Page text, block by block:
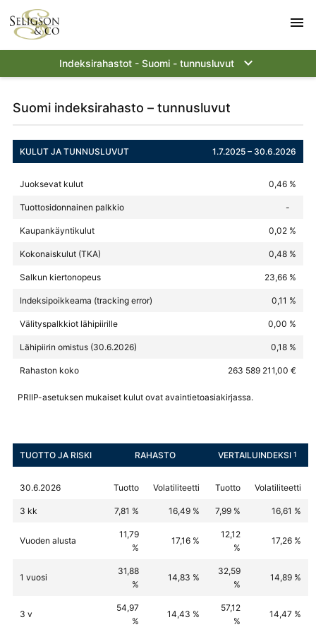
menu
Indeksirahastot - Suomi - tunnusluvut keyboard_arrow_down
Suomi indeksirahasto – tunnusluvut
KULUT JA TUNNUSLUVUT 1.7.2025 – 30.6.2026
Juoksevat kulut 0,46 %
Tuottosidonnainen palkkio -
Kaupankäyntikulut 0,02 %
Kokonaiskulut (TKA) 0,48 %
Salkun kiertonopeus 23,66 %
Indeksipoikkeama (tracking error) 0,11 %
Välityspalkkiot lähipiirille 0,00 %
Lähipiirin omistus (30.6.2026) 0,18 %
Rahaston koko 263 589 211,00 €
PRIIP-asetuksen mukaiset kulut ovat avaintietoasiakirjassa.
TUOTTO JA RISKI RAHASTO VERTAILUINDEKSI 1
30.6.2026 Tuotto Volatiliteetti Tuotto Volatiliteetti
3 kk 7,81 % 16,49 % 7,99 % 16,61 %
Vuoden alusta
11,79
%
17,16 %
12,12
%
17,26 %
1 vuosi
31,88
%
14,83 %
32,59
%
14,89 %
3 v
54,97
%
14,43 %
57,12
%
14,47 %